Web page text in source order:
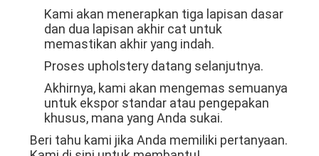
Kami akan menerapkan tiga lapisan dasar
dan dua lapisan akhir cat untuk
memastikan akhir yang indah.
Proses upholstery datang selanjutnya.
Akhirnya, kami akan mengemas semuanya
untuk ekspor standar atau pengepakan
khusus, mana yang Anda sukai.
Beri tahu kami jika Anda memiliki pertanyaan.